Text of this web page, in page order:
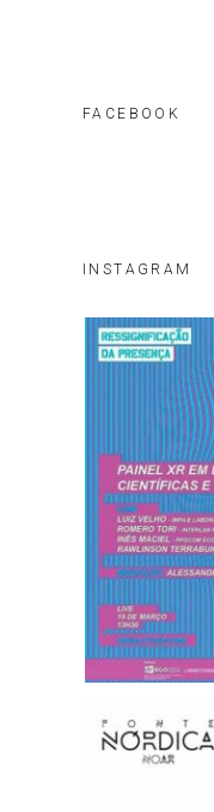
FACEBOOK
INSTAGRAM